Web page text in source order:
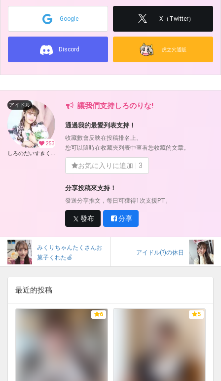
Google X（Twitter）
Discord 虎之穴通販
253
アイドル
しろのだいすきくらぶ！ (しろのりな)
讓我們支持しろのりな!
通過我的最愛列表支持！
收藏數會反映在投稿排名上。
您可以隨時在收藏夾列表中查看您收藏的文章。
お気に入りに追加 3
分享投稿來支持！
發送分享推文，每日可獲得1次支援PT。
發布 分享
みくりちゃんたくさんお
菓子くれた🍏
アイドル(?)の休日
最近的投稿
6 5